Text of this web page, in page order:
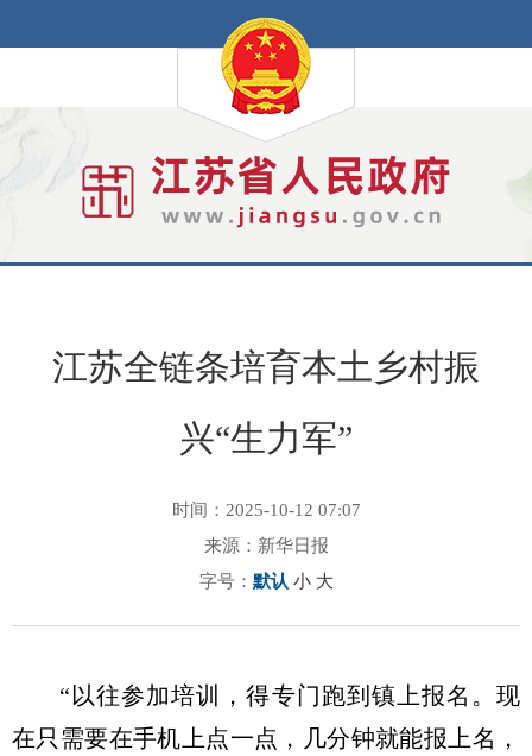
江苏全链条培育本土乡村振
兴“生力军”
时间：2025-10-12 07:07
来源：新华日报
字号： 默认 小 大
“以往参加培训，得专门跑到镇上报名。现
在只需要在手机上点一点，几分钟就能报上名，